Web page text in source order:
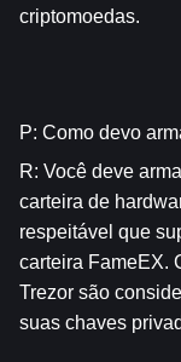
criptomoedas.
P: Como devo
R: Você deve
carteira de
respeitável que
carteira FameEX.
Trezor são
suas chaves